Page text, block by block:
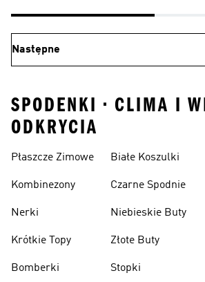
Następne
SPODENKI • CLIMA I
ODKRYCIA
Płaszcze Zimowe
Kombinezony
Nerki
Krótkie Topy
Bomberki
Białe Koszulki
Czarne Spodnie
Niebieskie Buty
Złote Buty
Stopki